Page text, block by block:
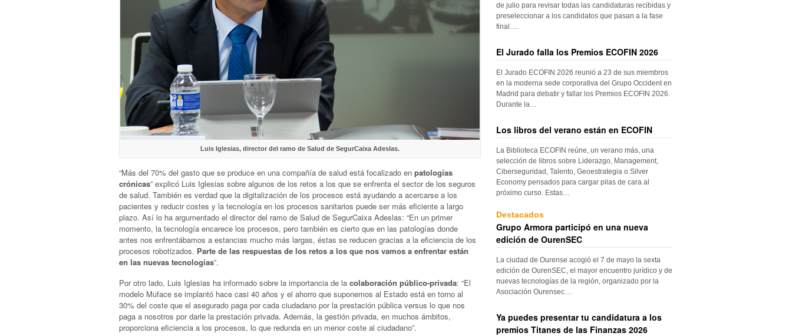
Luis Iglesias, director del ramo de Salud de SegurCaixa Adeslas.
“Más del 70% del gasto que se produce en una compañía de salud está focalizado en patologías
crónicas” explicó Luis Iglesias sobre algunos de los retos a los que se enfrenta el sector de los seguros
de salud. También es verdad que la digitalización de los procesos está ayudando a acercarse a los
pacientes y reducir costes y la tecnología en los procesos sanitarios puede ser más eficiente a largo
plazo. Así lo ha argumentado el director del ramo de Salud de SegurCaixa Adeslas: “En un primer
momento, la tecnología encarece los procesos, pero también es cierto que en las patologías donde
antes nos enfrentábamos a estancias mucho más largas, éstas se reducen gracias a la eficiencia de los
procesos robotizados. Parte de las respuestas de los retos a los que nos vamos a enfrentar están
en las nuevas tecnologías”.
Por otro lado, Luis Iglesias ha informado sobre la importancia de la colaboración público-privada: “El
modelo Muface se implantó hace casi 40 años y el ahorro que suponemos al Estado está en torno al
30% del coste que el asegurado paga por cada ciudadano por la prestación pública versus lo que nos
paga a nosotros por darle la prestación privada. Además, la gestión privada, en muchos ámbitos,
proporciona eficiencia a los procesos, lo que redunda en un menor coste al ciudadano”.
de julio para revisar todas las candidaturas recibidas y
preseleccionar a los candidatos que pasan a la fase
final….
El Jurado falla los Premios ECOFIN 2026
El Jurado ECOFIN 2026 reunió a 23 de sus miembros
en la moderna sede corporativa del Grupo Occident en
Madrid para debatir y fallar los Premios ECOFIN 2026.
Durante la…
Los libros del verano están en ECOFIN
La Biblioteca ECOFIN reúne, un verano más, una
selección de libros sobre Liderazgo, Management,
Ciberseguridad, Talento, Geoestrategia o Silver
Economy pensados para cargar pilas de cara al
próximo curso. Estas…
Destacados
Grupo Armora participó en una nueva
edición de OurenSEC
La ciudad de Ourense acogió el 7 de mayo la sexta
edición de OurenSEC, el mayor encuentro jurídico y de
nuevas tecnologías de la región, organizado por la
Asociación Ourensec…
Ya puedes presentar tu candidatura a los
premios Titanes de las Finanzas 2026